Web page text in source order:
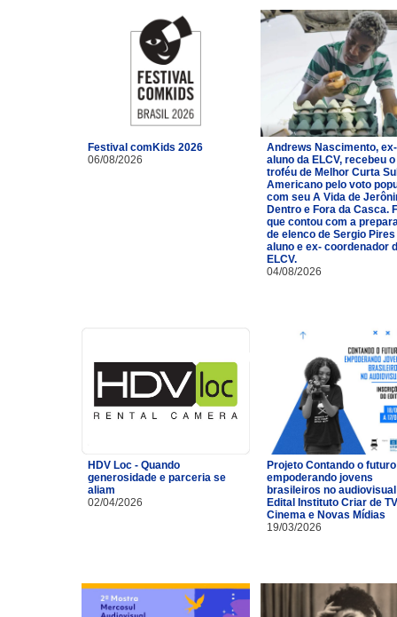
Festival comKids 2026
06/08/2026
Andrews Nascimento, ex-
aluno da ELCV, recebeu o
troféu de Melhor Curta
Americano pelo voto
com seu A Vida de
Dentro e Fora da Casca.
que contou com a
de elenco de Sergio
aluno e ex- coordenador
ELCV.
04/08/2026
HDV Loc - Quando
generosidade e parceria se
aliam
02/04/2026
Projeto Contando o
empoderando jovens
brasileiros no
Edital Instituto Criar de
Cinema e Novas Mídias
19/03/2026